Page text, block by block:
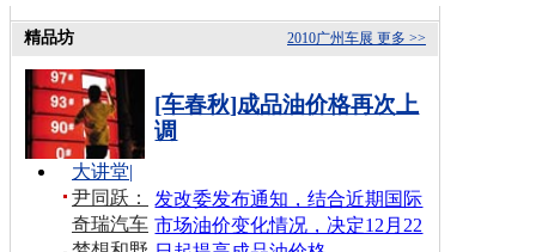
更多 >>
2010广州车展
精品坊
[车春秋]成品油价格再次上
调
发改委发布通知，结合近期国际
市场油价变化情况，决定12月22
大讲堂|
尹同跃：
奇瑞汽车